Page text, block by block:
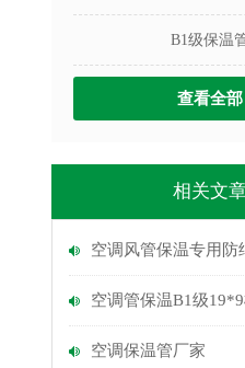
B1级保温
查看全部
相关文
空调保温管厂家